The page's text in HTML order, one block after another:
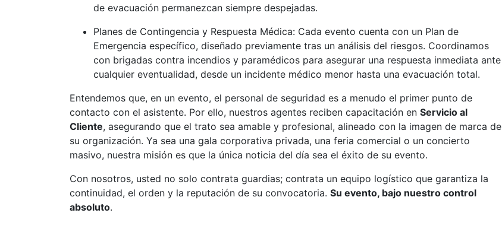
de evacuación permanezcan siempre despejadas.
​Planes de Contingencia y Respuesta Médica: Cada evento cuenta con un Plan de
Emergencia específico, diseñado previamente tras un análisis del riesgos. Coordinamos
con brigadas contra incendios y paramédicos para asegurar una respuesta inmediata ante
cualquier eventualidad, desde un incidente médico menor hasta una evacuación total.
​Entendemos que, en un evento, el personal de seguridad es a menudo el primer punto de
contacto con el asistente. Por ello, nuestros agentes reciben capacitación en Servicio al
Cliente, asegurando que el trato sea amable y profesional, alineado con la imagen de marca de
su organización. Ya sea una gala corporativa privada, una feria comercial o un concierto
masivo, nuestra misión es que la única noticia del día sea el éxito de su evento.
​Con nosotros, usted no solo contrata guardias; contrata un equipo logístico que garantiza la
continuidad, el orden y la reputación de su convocatoria. Su evento, bajo nuestro control
absoluto.